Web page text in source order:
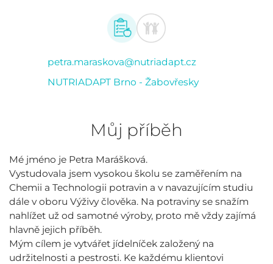
petra.maraskova@nutriadapt.cz
NUTRIADAPT Brno - Žabovřesky
Můj příběh
Mé jméno je Petra Marášková.
Vystudovala jsem vysokou školu se zaměřením na
Chemii a Technologii potravin a v navazujícím studiu
dále v oboru Výživy člověka. Na potraviny se snažím
nahlížet už od samotné výroby, proto mě vždy zajímá
hlavně jejich příběh.
Mým cílem je vytvářet jídelníček založený na
udržitelnosti a pestrosti. Ke každému klientovi